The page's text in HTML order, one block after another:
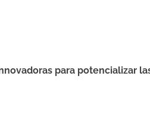
para potencializar